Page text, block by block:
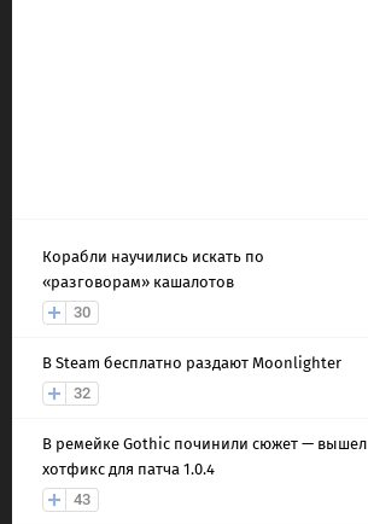
Корабли научились искать по
«разговорам» кашалотов
30
В Steam бесплатно раздают Moonlighter
32
В ремейке Gothic починили сюжет — вышел
хотфикс для патча 1.0.4
43